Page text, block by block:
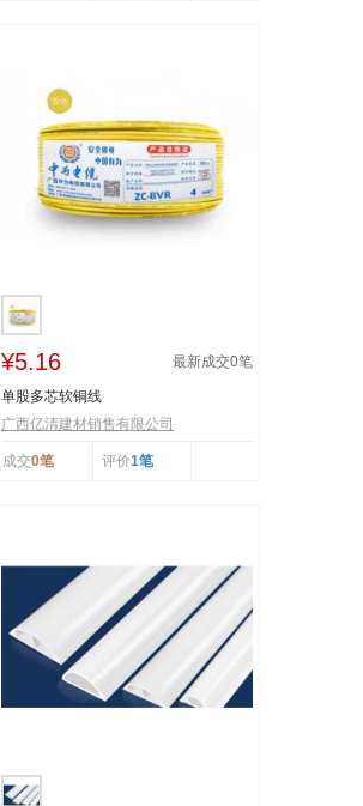
¥5.16 最新成交0笔
单股多芯软铜线
广西亿清建材销售有限公司
成交0笔 评价1笔